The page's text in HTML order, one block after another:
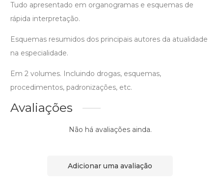
Tudo apresentado em organogramas e esquemas de
rápida interpretação.
Esquemas resumidos dos principais autores da atualidade
na especialidade.
Em 2 volumes. Incluindo drogas, esquemas,
procedimentos, padronizações, etc.
Avaliações
Não há avaliações ainda.
Adicionar uma avaliação